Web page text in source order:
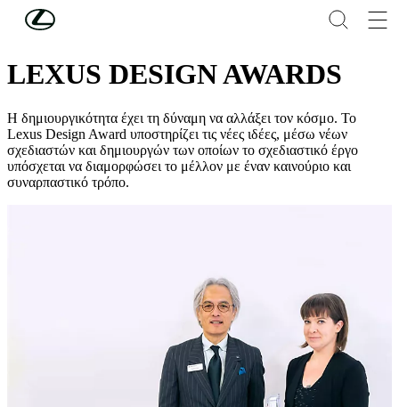
Συνέχεια στο κύριο περιεχόμενο
ΣΧΕΔΙΑΣΗ
LEXUS DESIGN AWARDS
Η δημιουργικότητα έχει τη δύναμη να αλλάξει τον κόσμο. Το
Lexus Design Award υποστηρίζει τις νέες ιδέες, μέσω νέων
σχεδιαστών και δημιουργών των οποίων το σχεδιαστικό έργο
υπόσχεται να διαμορφώσει το μέλλον με έναν καινούριο και
συναρπαστικό τρόπο.